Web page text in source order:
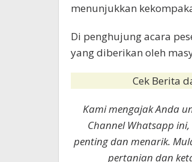
menunjukkan
Di penghujung acara
yang diberikan oleh
Cek Berita
Kami mengajak Anda
Channel Whatsapp
penting dan menarik.
pertanian dan